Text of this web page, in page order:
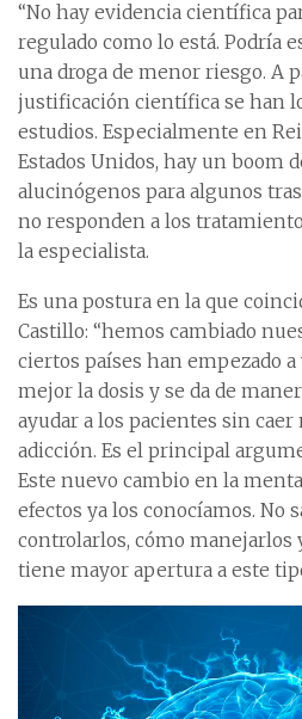
“No hay evidencia científica
regulado como lo está. Podría
una droga de menor riesgo. A
justificación científica se han
estudios. Especialmente en
Estados Unidos, hay un boom
alucinógenos para algunos
no responden a los
la especialista.
Es una postura en la que
Castillo: “hemos cambiado
ciertos países han empezado
mejor la dosis y se da de
ayudar a los pacientes sin
adicción. Es el principal
Este nuevo cambio en la
efectos ya los conocíamos. No
controlarlos, cómo manejarlos
tiene mayor apertura a este